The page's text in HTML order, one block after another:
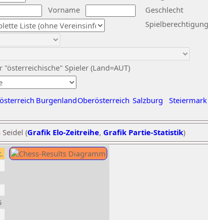
Vorname
Geschlecht
"österreichische" Spieler (Land=AUT)
Spielberechtigung
BurgenlandOberösterreich Salzburg Steiermark
(Grafik Elo-Zeitreihe, Grafik Partie-Statistik)